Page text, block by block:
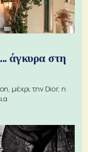
άγκυρα στη
μέχρι την Dior, η